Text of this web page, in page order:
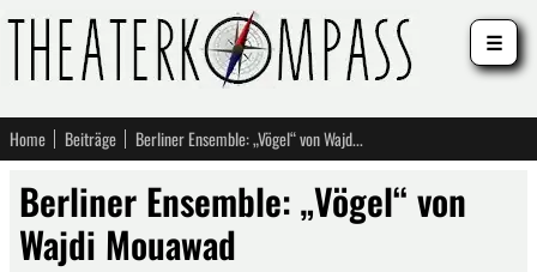
Home Beiträge Berliner Ensemble: „Vögel“ von Wajdi Mouawad
Berliner Ensemble: „Vögel“ von
Wajdi Mouawad
☰